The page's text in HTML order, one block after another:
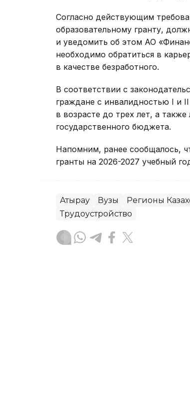
Согласно действующим
образовательному гранту,
и уведомить об этом АО
необходимо обратиться в
в качестве безработного.
В соответствии с
граждане с инвалидностью I и
в возрасте до трех лет, а
государственного бюджета.
Напомним, ранее сообщалось,
гранты на 2026-2027 учебный
Атырау Вузы Регионы
Трудоустройство